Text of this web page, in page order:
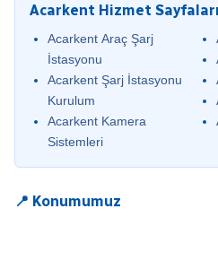
Acarkent Hizmet
Acarkent Araç Şarj
İstasyonu
Acarkent Şarj İstasyonu
Kurulum
Acarkent Kamera
Sistemleri
📍 Konumumuz